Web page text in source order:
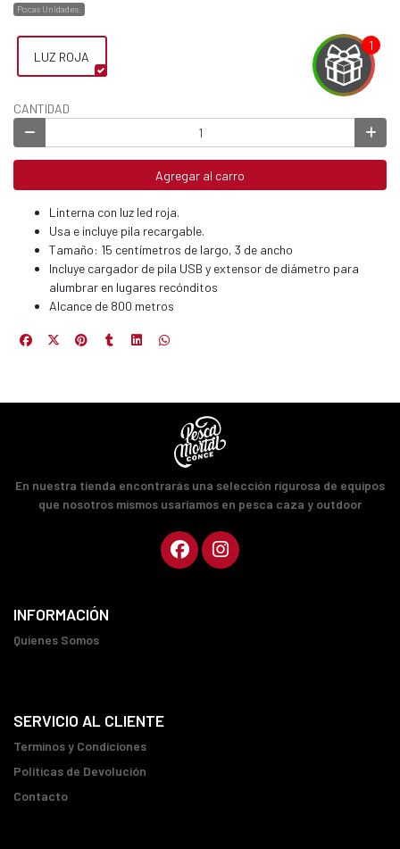
y
JUGAR
Pocas Unidades.
LUZ ROJA
CANTIDAD
Agregar al carro
Linterna con luz led roja.
Usa e incluye pila recargable.
Tamaño: 15 centímetros de largo, 3 de ancho
Incluye cargador de pila USB y extensor de diámetro para
alumbrar en lugares recónditos
Alcance de 800 metros
En nuestra tienda encontrarás una selección rigurosa de equipos
que nosotros mismos usaríamos en pesca caza y outdoor
INFORMACIÓN
Quienes Somos
SERVICIO AL CLIENTE
Terminos y Condiciones
Políticas de Devolución
Contacto